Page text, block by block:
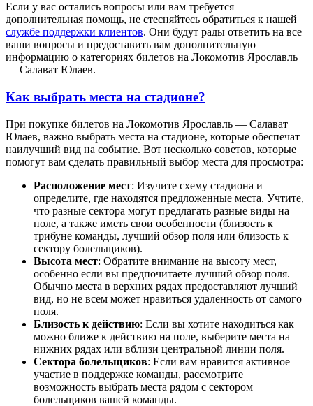
Если у вас остались вопросы или вам требуется
дополнительная помощь, не стесняйтесь обратиться к нашей
службе поддержки клиентов. Они будут рады ответить на все
ваши вопросы и предоставить вам дополнительную
информацию о категориях билетов на Локомотив Ярославль
— Салават Юлаев.
Как выбрать места на стадионе?
При покупке билетов на Локомотив Ярославль — Салават
Юлаев, важно выбрать места на стадионе, которые обеспечат
наилучший вид на событие. Вот несколько советов, которые
помогут вам сделать правильный выбор места для просмотра:
Расположение мест: Изучите схему стадиона и
определите, где находятся предложенные места. Учтите,
что разные сектора могут предлагать разные виды на
поле, а также иметь свои особенности (близость к
трибуне команды, лучший обзор поля или близость к
сектору болельщиков).
Высота мест: Обратите внимание на высоту мест,
особенно если вы предпочитаете лучший обзор поля.
Обычно места в верхних рядах предоставляют лучший
вид, но не всем может нравиться удаленность от самого
поля.
Близость к действию: Если вы хотите находиться как
можно ближе к действию на поле, выберите места на
нижних рядах или вблизи центральной линии поля.
Сектора болельщиков: Если вам нравится активное
участие в поддержке команды, рассмотрите
возможность выбрать места рядом с сектором
болельщиков вашей команды.